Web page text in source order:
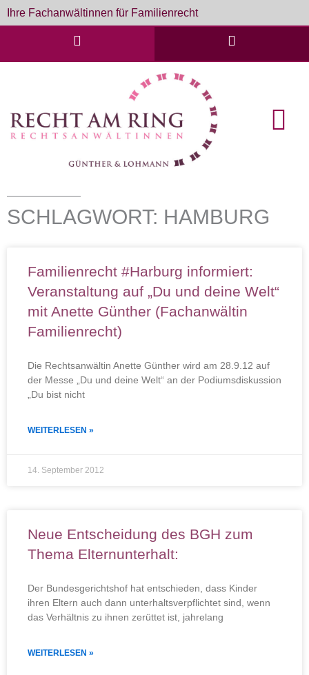
Zum
Inhalt
Ihre Fachanwältinnen für Familienrecht
SCHLAGWORT: HAMBURG
Familienrecht #Harburg informiert:
Veranstaltung auf „Du und deine Welt“
mit Anette Günther (Fachanwältin
Familienrecht)
Die Rechtsanwältin Anette Günther wird am 28.9.12 auf
der Messe „Du und deine Welt“ an der Podiumsdiskussion
„Du bist nicht
WEITERLESEN »
14. September 2012
Neue Entscheidung des BGH zum
Thema Elternunterhalt:
Der Bundesgerichtshof hat entschieden, dass Kinder
ihren Eltern auch dann unterhaltsverpflichtet sind, wenn
das Verhältnis zu ihnen zerüttet ist, jahrelang
WEITERLESEN »